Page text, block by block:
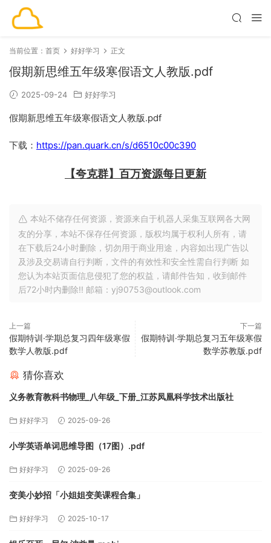
当前位置： 首页 好好学习 正文
假期新思维五年级寒假语文人教版.pdf
2025-09-24 好好学习
假期新思维五年级寒假语文人教版.pdf
下载： https://pan.quark.cn/s/d6510c00c390
【夸克群】百万资源每日更新
本站不储存任何资源，资源来自于机器人采集互联网各大网
友的分享，本站不保存任何资源，版权均属于权利人所有，请
在下载后24小时删除，切勿用于商业用途，内容如出现广告以
及涉及交易请自行判断，文件的有效性和安全性需自行判断 如
您认为本站页面信息侵犯了您的权益，请邮件告知，收到邮件
后72小时内删除!! 邮箱：yj90753@outlook.com
上一篇
假期特训·学期总复习四年级寒假
数学人教版.pdf
下一篇
假期特训·学期总复习五年级寒假
数学苏教版.pdf
猜你喜欢
义务教育教科书物理_八年级_下册_江苏凤凰科学技术出版社
好好学习 2025-09-26
小学英语单词思维导图（17图）.pdf
好好学习 2025-09-26
变美小妙招「小姐姐变美课程合集」
好好学习 2025-10-17